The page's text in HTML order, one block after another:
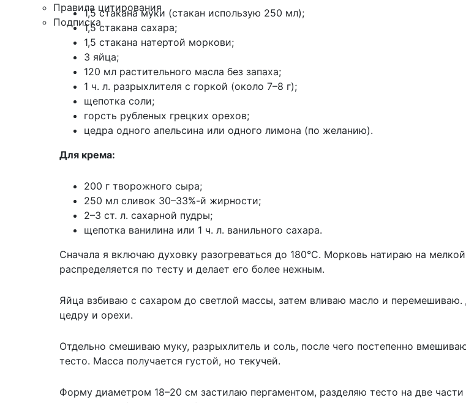
Правила цитирования
Подписка
1,5 стакана муки (стакан использую 250 мл);
1,5 стакана сахара;
1,5 стакана натертой моркови;
3 яйца;
120 мл растительного масла без запаха;
1 ч. л. разрыхлителя с горкой (около 7–8 г);
щепотка соли;
горсть рубленых грецких орехов;
цедра одного апельсина или одного лимона (по желанию).
Для крема:
200 г творожного сыра;
250 мл сливок 30–33%-й жирности;
2–3 ст. л. сахарной пудры;
щепотка ванилина или 1 ч. л. ванильного сахара.
Сначала я включаю духовку разогреваться до 180°С. Морковь натираю на
распределяется по тесту и делает его более нежным.
Яйца взбиваю с сахаром до светлой массы, затем вливаю масло и
цедру и орехи.
Отдельно смешиваю муку, разрыхлитель и соль, после чего постепенно
тесто. Масса получается густой, но текучей.
Форму диаметром 18–20 см застилаю пергаментом, разделяю тесто на две